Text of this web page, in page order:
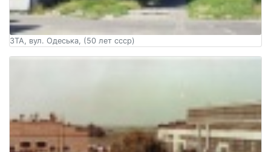
ЗТА, вул. Одеська, (50 лет ссср)